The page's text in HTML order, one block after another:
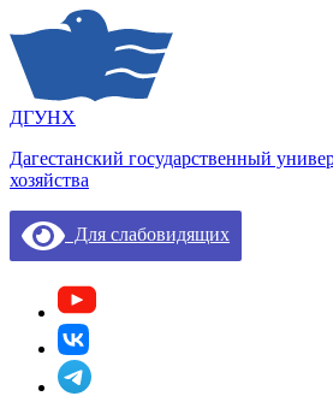
ДГУНХ
Дагестанский государственный
хозяйства
Для слабовидящих